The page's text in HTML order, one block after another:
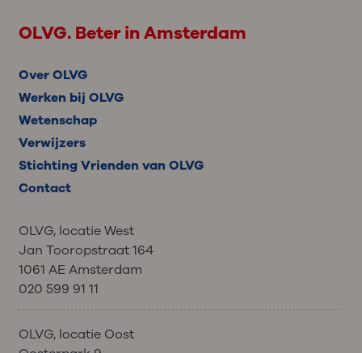
OLVG. Beter in Amsterdam
Over OLVG
Werken bij OLVG
Wetenschap
Verwijzers
Stichting Vrienden van OLVG
Contact
OLVG, locatie West
Jan Tooropstraat 164
1061 AE Amsterdam
020 599 91 11
OLVG, locatie Oost